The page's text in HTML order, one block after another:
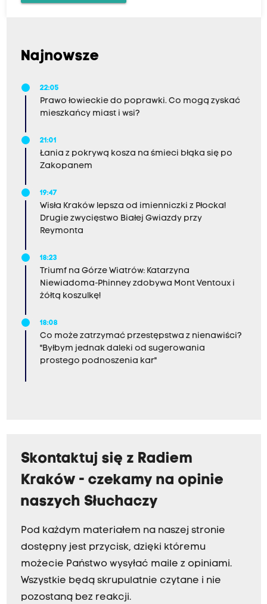
Najnowsze
22:05
Prawo łowieckie do poprawki. Co mogą zyskać
mieszkańcy miast i wsi?
21:01
Łania z pokrywą kosza na śmieci błąka się po
Zakopanem
19:47
Wisła Kraków lepsza od imienniczki z Płocka!
Drugie zwycięstwo Białej Gwiazdy przy
Reymonta
18:23
Triumf na Górze Wiatrów: Katarzyna
Niewiadoma-Phinney zdobywa Mont Ventoux i
żółtą koszulkę!
18:08
Co może zatrzymać przestępstwa z nienawiści?
"Byłbym jednak daleki od sugerowania
prostego podnoszenia kar"
Skontaktuj się z Radiem
Kraków - czekamy na opinie
naszych Słuchaczy
Pod każdym materiałem na naszej stronie
dostępny jest przycisk, dzięki któremu
możecie Państwo wysyłać maile z opiniami.
Wszystkie będą skrupulatnie czytane i nie
pozostaną bez reakcji.